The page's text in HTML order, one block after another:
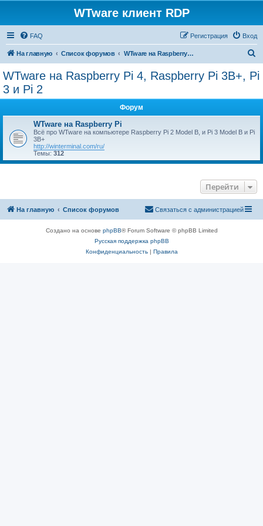
WTware клиент RDP
FAQ Вход
Регистрация
На главную Список форумов WTware на Raspberry Pi 4, Raspberry Pi 3B+, Pi 3 и Pi 2
и
WTware на Raspberry Pi 4, Raspberry Pi 3B+, Pi
3 и Pi 2
Форум
WTware на Raspberry Pi
Всё про WTware на компьютере Raspberry Pi 2 Model B, и Pi 3 Model B и Pi
3B+
http://winterminal.com/ru/
Темы: 312
Перейти
На главную Список форумов Связаться с администрацией
Создано на основе phpBB® Forum Software © phpBB Limited
Русская поддержка phpBB
Конфиденциальность| Правила